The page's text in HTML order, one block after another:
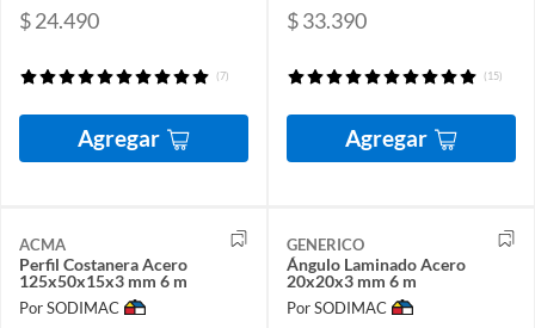
$ 24.490
(7)
Agregar
$ 33.390
(15)
Agregar
ACMA
Perfil Costanera Acero
125x50x15x3 mm 6 m
Por SODIMAC
GENERICO
Ángulo Laminado Acero
20x20x3 mm 6 m
Por SODIMAC